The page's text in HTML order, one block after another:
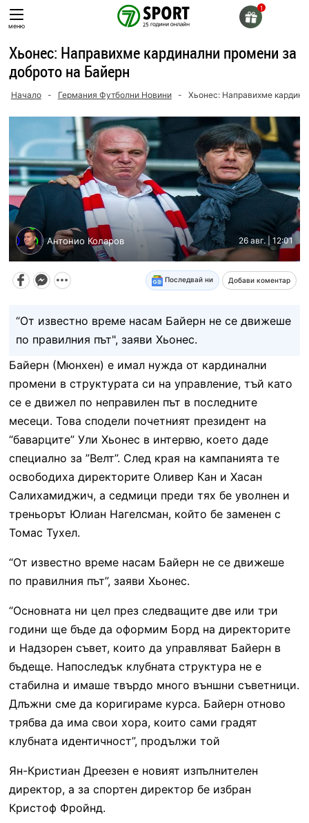
Skip
toменю
Хьонес: Направихме кардинални промени за
доброто на Байерн
Начало - Германия Футболни Новини - Хьонес: Направихме
Антонио Коларов 26 авг. | 12:01
Последвай ни Добави коментар
“От известно време насам Байерн не се движеше
по правилния път", заяви Хьонес.
Байерн (Мюнхен) е имал нужда от кардинални
промени в структурата си на управление, тъй като
се е движел по неправилен път в последните
месеци. Това сподели почетният президент на
“баварците” Ули Хьонес в интервю, което даде
специално за ”Велт”. След края на кампанията те
освободиха директорите Оливер Кан и Хасан
Салихамиджич, а седмици преди тях бе уволнен и
треньорът Юлиан Нагелсман, който бе заменен с
Томас Тухел.
“От известно време насам Байерн не се движеше
по правилния път”, заяви Хьонес.
“Основната ни цел през следващите две или три
години ще бъде да оформим Борд на директорите
и Надзорен съвет, които да управляват Байерн в
бъдеще. Напоследък клубната структура не е
стабилна и имаше твърдо много външни съветници.
Длъжни сме да коригираме курса. Байерн отново
трябва да има свои хора, които сами градят
клубната идентичност”, продължи той
Ян-Кристиан Дреезен е новият изпълнителен
директор, а за спортен директор бе избран
Кристоф Фройнд.